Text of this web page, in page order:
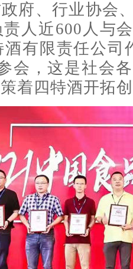
府、行业协会
人近600人与
有限责任公司
会，这是社会
着四特酒开拓